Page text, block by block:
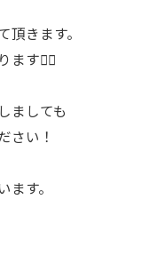
きます。
ます🙇‍♀️
ましても
さい！
す。